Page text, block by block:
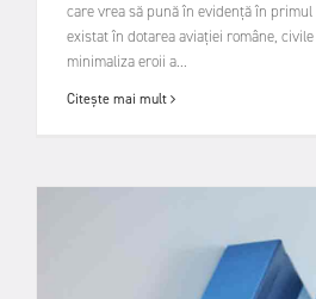
care vrea să pună în evidență în primul
existat în dotarea aviației române,
minimaliza eroii a...
Citește mai mult